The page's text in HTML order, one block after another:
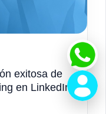
exitosa de
en LinkedIn